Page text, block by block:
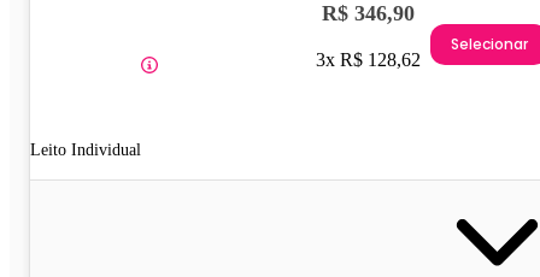
Leito Individual
R$ 346,90
3x R$ 128,62
Selecionar